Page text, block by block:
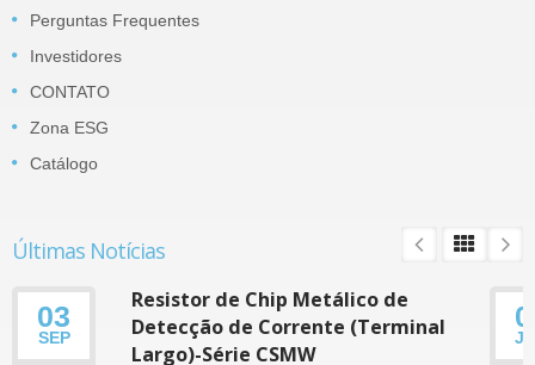
Perguntas Frequentes
Investidores
CONTATO
Zona ESG
Catálogo
Últimas Notícias
03
SEP
Resistor de Chip Metálico de
Detecção de Corrente (Terminal
Largo)-Série CSMW